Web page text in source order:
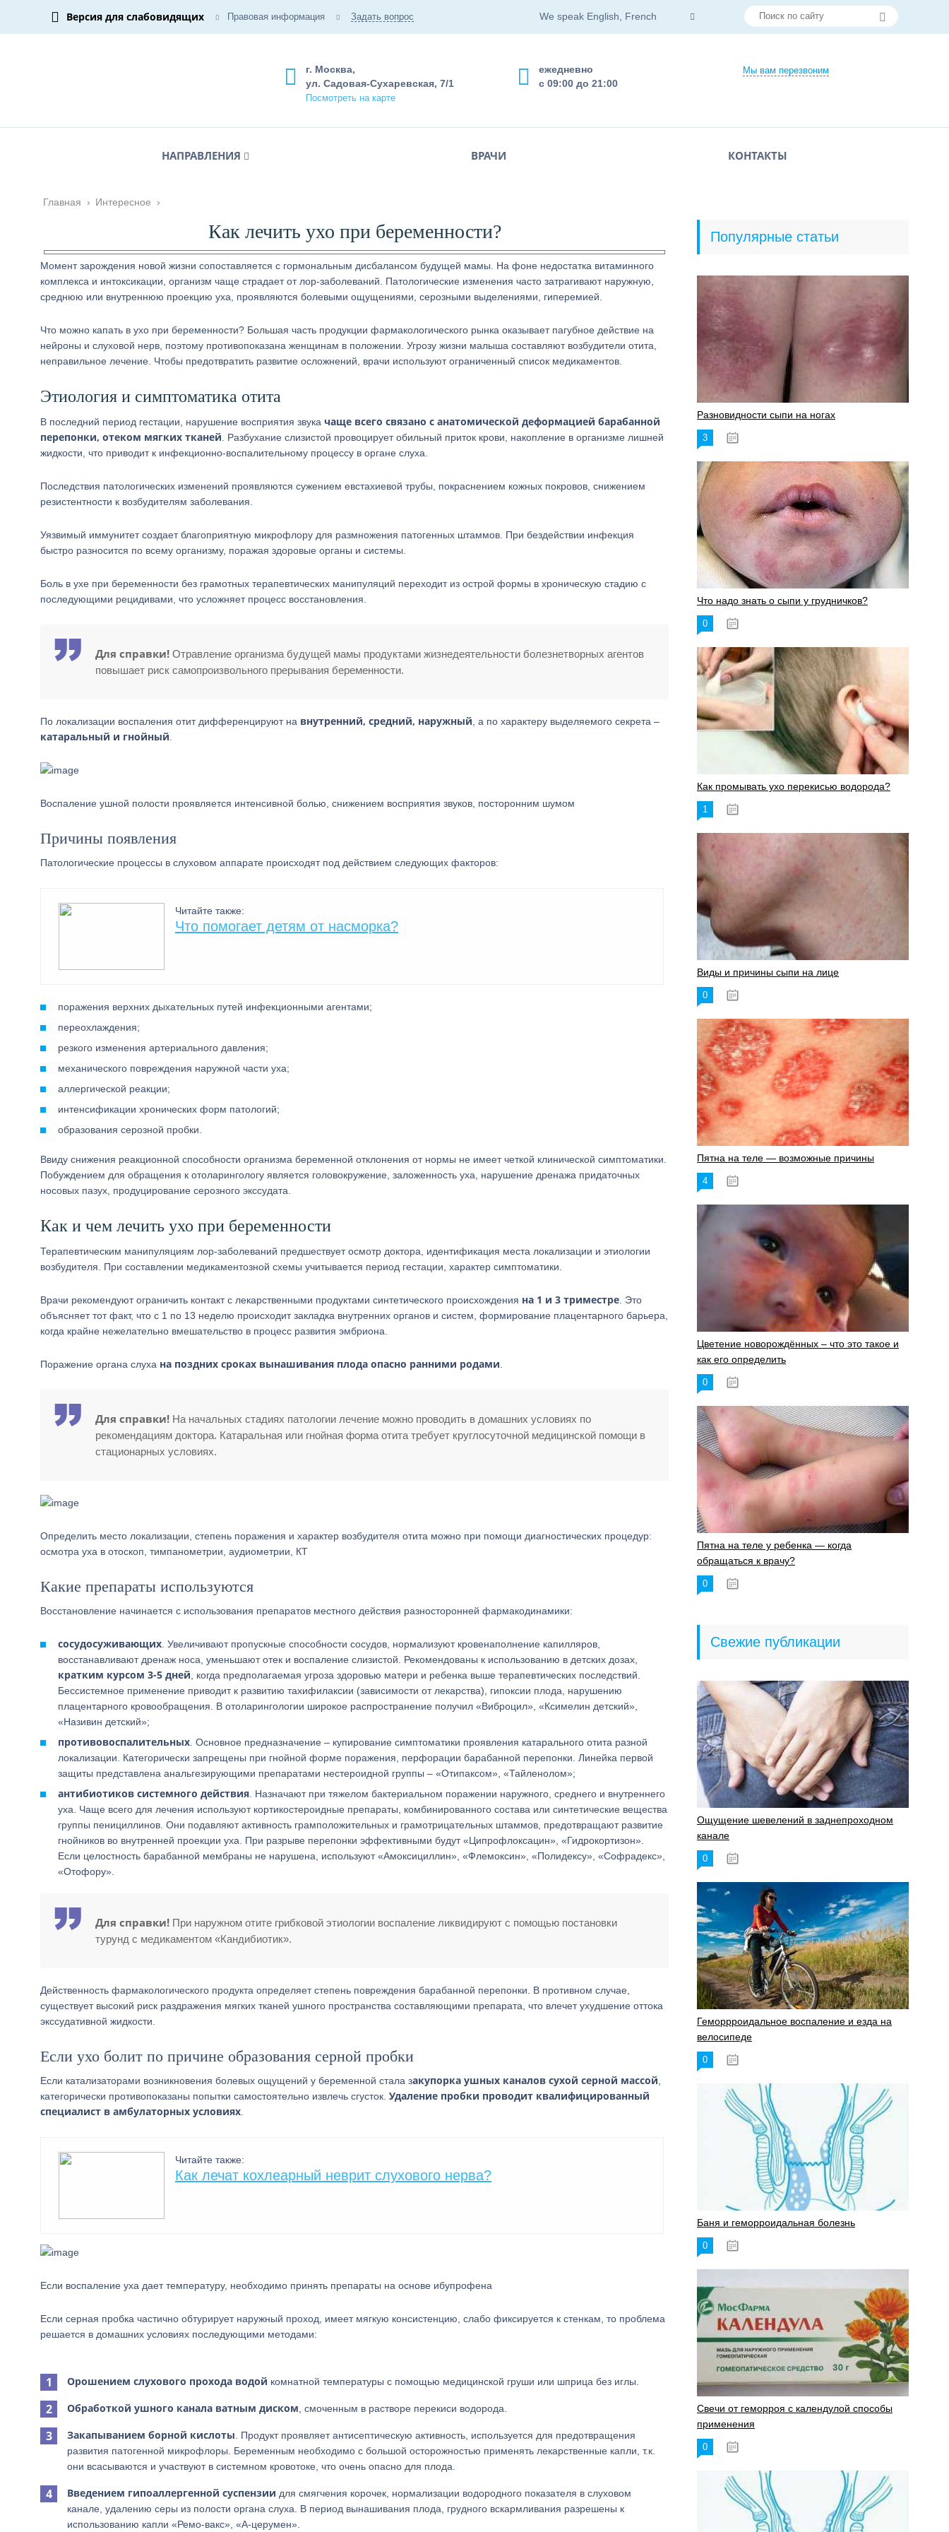
Версия для слабовидящих Правовая информация Задать вопрос We speak English, French
Мы вам перезвоним
ежедневно
с 09:00 до 21:00
г. Москва,
ул. Садовая-Сухаревская, 7/1
Посмотреть на карте
НАПРАВЛЕНИЯ ВРАЧИ КОНТАКТЫ
Главная › Интересное ›
Как лечить ухо при беременности?
Момент зарождения новой жизни сопоставляется с гормональным дисбалансом будущей мамы. На фоне недостатка витаминного
комплекса и интоксикации, организм чаще страдает от лор-заболеваний. Патологические изменения часто затрагивают наружную,
среднюю или внутреннюю проекцию уха, проявляются болевыми ощущениями, серозными выделениями, гиперемией.
Что можно капать в ухо при беременности? Большая часть продукции фармакологического рынка оказывает пагубное действие на
нейроны и слуховой нерв, поэтому противопоказана женщинам в положении. Угрозу жизни малыша составляют возбудители отита,
неправильное лечение. Чтобы предотвратить развитие осложнений, врачи используют ограниченный список медикаментов.
Этиология и симптоматика отита
В последний период гестации, нарушение восприятия звука чаще всего связано с анатомической деформацией барабанной
перепонки, отеком мягких тканей . Разбухание слизистой провоцирует обильный приток крови, накопление в организме лишней
жидкости, что приводит к инфекционно-воспалительному процессу в органе слуха.
Последствия патологических изменений проявляются сужением евстахиевой трубы, покраснением кожных покровов, снижением
резистентности к возбудителям заболевания.
Уязвимый иммунитет создает благоприятную микрофлору для размножения патогенных штаммов. При бездействии инфекция
быстро разносится по всему организму, поражая здоровые органы и системы.
Боль в ухе при беременности без грамотных терапевтических манипуляций переходит из острой формы в хроническую стадию с
последующими рецидивами, что усложняет процесс восстановления.
Для справки! Отравление организма будущей мамы продуктами жизнедеятельности болезнетворных агентов
повышает риск самопроизвольного прерывания беременности.
По локализации воспаления отит дифференцируют на внутренний, средний, наружный , а по характеру выделяемого секрета –
катаральный и гнойный
Воспаление ушной полости проявляется интенсивной болью, снижением восприятия звуков, посторонним шумом
Причины появления
Патологические процессы в слуховом аппарате происходят под действием следующих факторов:
Читайте также:
Что помогает детям от насморка?
поражения верхних дыхательных путей инфекционными агентами;
переохлаждения;
резкого изменения артериального давления;
механического повреждения наружной части уха;
аллергической реакции;
интенсификации хронических форм патологий;
образования серозной пробки.
Ввиду снижения реакционной способности организма беременной отклонения от нормы не имеет четкой клинической симптоматики.
Побуждением для обращения к отоларингологу является головокружение, заложенность уха, нарушение дренажа придаточных
носовых пазух, продуцирование серозного экссудата.
Как и чем лечить ухо при беременности
Терапевтическим манипуляциям лор-заболеваний предшествует осмотр доктора, идентификация места локализации и этиологии
возбудителя. При составлении медикаментозной схемы учитывается период гестации, характер симптоматики.
Врачи рекомендуют ограничить контакт с лекарственными продуктами синтетического происхождения на 1 и 3 триместре . Это
объясняет тот факт, что с 1 по 13 неделю происходит закладка внутренних органов и систем, формирование плацентарного барьера,
когда крайне нежелательно вмешательство в процесс развития эмбриона.
Поражение органа слуха на поздних сроках вынашивания плода опасно ранними родами
Для справки! На начальных стадиях патологии лечение можно проводить в домашних условиях по
рекомендациям доктора. Катаральная или гнойная форма отита требует круглосуточной медицинской помощи в
стационарных условиях.
Определить место локализации, степень поражения и характер возбудителя отита можно при помощи диагностических процедур:
осмотра уха в отоскоп, тимпанометрии, аудиометрии, КТ
Какие препараты используются
Восстановление начинается с использования препаратов местного действия разносторонней фармакодинамики:
сосудосуживающих . Увеличивают пропускные способности сосудов, нормализуют кровенаполнение капилляров,
восстанавливают дренаж носа, уменьшают отек и воспаление слизистой. Рекомендованы к использованию в детских дозах,
кратким курсом 3-5 дней , когда предполагаемая угроза здоровью матери и ребенка выше терапевтических последствий.
Бессистемное применение приводит к развитию тахифилаксии (зависимости от лекарства), гипоксии плода, нарушению
плацентарного кровообращения. В отоларингологии широкое распространение получил «Виброцил», «Ксимелин детский»,
«Називин детский»;
противовоспалительных . Основное предназначение – купирование симптоматики проявления катарального отита разной
локализации. Категорически запрещены при гнойной форме поражения, перфорации барабанной перепонки. Линейка первой
защиты представлена анальгезирующими препаратами нестероидной группы – «Отипаксом», «Тайленолом»;
антибиотиков системного действия . Назначают при тяжелом бактериальном поражении наружного, среднего и внутреннего
уха. Чаще всего для лечения используют кортикостероидные препараты, комбинированного состава или синтетические вещества
группы пенициллинов. Они подавляют активность грамположительных и грамотрицательных штаммов, предотвращают развитие
гнойников во внутренней проекции уха. При разрыве перепонки эффективными будут «Ципрофлоксацин», «Гидрокортизон».
Если целостность барабанной мембраны не нарушена, используют «Амоксициллин», «Флемоксин», «Полидексу», «Софрадекс»,
«Отофору».
Для справки! При наружном отите грибковой этиологии воспаление ликвидируют с помощью постановки
турунд с медикаментом «Кандибиотик».
Действенность фармакологического продукта определяет степень повреждения барабанной перепонки. В противном случае,
существует высокий риск раздражения мягких тканей ушного пространства составляющими препарата, что влечет ухудшение оттока
экссудативной жидкости.
Если ухо болит по причине образования серной пробки
Если катализаторами возникновения болевых ощущений у беременной стала закупорка ушных каналов сухой серной массой
категорически противопоказаны попытки самостоятельно извлечь сгусток. Удаление пробки проводит квалифицированный
специалист в амбулаторных условиях
Читайте также:
Как лечат кохлеарный неврит слухового нерва?
Если воспаление уха дает температуру, необходимо принять препараты на основе ибупрофена
Если серная пробка частично обтурирует наружный проход, имеет мягкую консистенцию, слабо фиксируется к стенкам, то проблема
решается в домашних условиях последующими методами:
Орошением слухового прохода водой комнатной температуры с помощью медицинской груши или шприца без иглы.
Обработкой ушного канала ватным диском , смоченным в растворе перекиси водорода.
Закапыванием борной кислоты . Продукт проявляет антисептическую активность, используется для предотвращения
развития патогенной микрофлоры. Беременным необходимо с большой осторожностью применять лекарственные капли, т.к.
они всасываются и участвуют в системном кровотоке, что очень опасно для плода.
Введением гипоаллергенной суспензии для смягчения корочек, нормализации водородного показателя в слуховом
канале, удалению серы из полости органа слуха. В период вынашивания плода, грудного вскармливания разрешены к
использованию капли «Ремо-вакс», «А-церумен».
Популярные статьи
Разновидности сыпи на ногах
3
Что надо знать о сыпи у грудничков?
0
Как промывать ухо перекисью водорода?
1
Виды и причины сыпи на лице
0
Пятна на теле — возможные причины
4
Цветение новорождённых – что это такое и
как его определить
0
Пятна на теле у ребенка — когда
обращаться к врачу?
0
Свежие публикации
Ощущение шевелений в заднепроходном
канале
0
Геморрроидальное воспаление и езда на
велосипеде
0
Баня и геморроидальная болезнь
0
Свечи от геморроя с календулой способы
применения
0